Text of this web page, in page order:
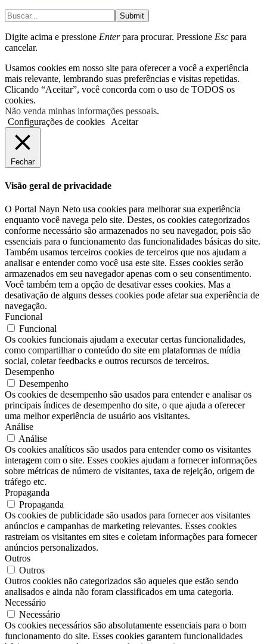
Submit
Digite acima e pressione Enterpara procurar. Pressione Esc para
cancelar.
Usamos cookies em nosso site para oferecer a você a experiência
mais relevante, lembrando suas preferências e visitas repetidas.
Clicando “Aceitar”, você concorda com o uso de TODOS os
cookies.
Não venda minhas informações pessoais.
Configurações de cookies
Aceitar
Fechar
Visão geral de privacidade
O Portal Nayn Neto usa cookies para melhorar sua experiência
enquanto você navega pelo site. Destes, os cookies categorizados
conforme necessário são armazenados no seu navegador, pois são
essenciais para o funcionamento das funcionalidades básicas do site.
Também usamos terceiros cookies de terceiros que nos ajudam a
analisar e entender como você usa este site. Esses cookies serão
armazenados em seu navegador apenas com o seu consentimento.
Você também tem a opção de desativar esses cookies. Mas a
desativação de alguns desses cookies pode afetar sua experiência de
navegação.
Funcional
Funcional
Os cookies funcionais ajudam a executar certas funcionalidades,
como compartilhar o conteúdo do site em plataformas de mídia
social, coletar feedbacks e outros recursos de terceiros.
Desempenho
Desempenho
Os cookies de desempenho são usados ​​para entender e analisar os
principais índices de desempenho do site, o que ajuda a oferecer
uma melhor experiência de usuário aos visitantes.
Análise
Análise
Os cookies analíticos são usados ​​para entender como os visitantes
interagem com o site. Esses cookies ajudam a fornecer informações
sobre métricas de número de visitantes, taxa de rejeição, origem de
tráfego etc.
Propaganda
Propaganda
Os cookies de publicidade são usados ​​para fornecer aos visitantes
anúncios e campanhas de marketing relevantes. Esses cookies
rastreiam os visitantes em sites e coletam informações para fornecer
anúncios personalizados.
Outros
Outros
Outros cookies não categorizados são aqueles que estão sendo
analisados ​​e ainda não foram classificados em uma categoria.
Necessário
Necessário
Os cookies necessários são absolutamente essenciais para o bom
funcionamento do site. Esses cookies garantem funcionalidades